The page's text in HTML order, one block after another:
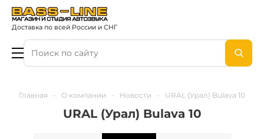
Доставка по всей России и СНГ
Главная - О компании - Новости - URAL (Урал) Bulava 10
URAL (Урал) Bulava 10